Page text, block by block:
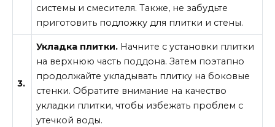
системы и смесителя. Также, не забудьте
приготовить подложку для плитки и стены.
3.
Укладка плитки. Начните с установки плитки
на верхнюю часть поддона. Затем поэтапно
продолжайте укладывать плитку на боковые
стенки. Обратите внимание на качество
укладки плитки, чтобы избежать проблем с
утечкой воды.